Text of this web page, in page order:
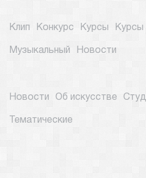
Клип Конкурс Курсы Курсы
Музыкальный Новости
Новости Об искусстве
Тематические